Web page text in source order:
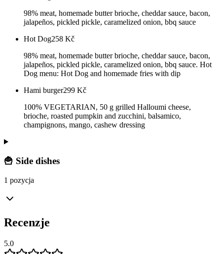
98% meat, homemade butter brioche, cheddar sauce, bacon,
jalapeños, pickled pickle, caramelized onion, bbq sauce
Hot Dog258 Kč
98% meat, homemade butter brioche, cheddar sauce, bacon,
jalapeños, pickled pickle, caramelized onion, bbq sauce. Hot
Dog menu: Hot Dog and homemade fries with dip
Hami burger299 Kč
100% VEGETARIAN, 50 g grilled Halloumi cheese,
brioche, roasted pumpkin and zucchini, balsamico,
champignons, mango, cashew dressing
🍟 Side dishes
1 pozycja
Recenzje
5.0